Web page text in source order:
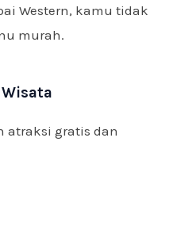
Western, kamu tidak
murah.
atraksi gratis dan